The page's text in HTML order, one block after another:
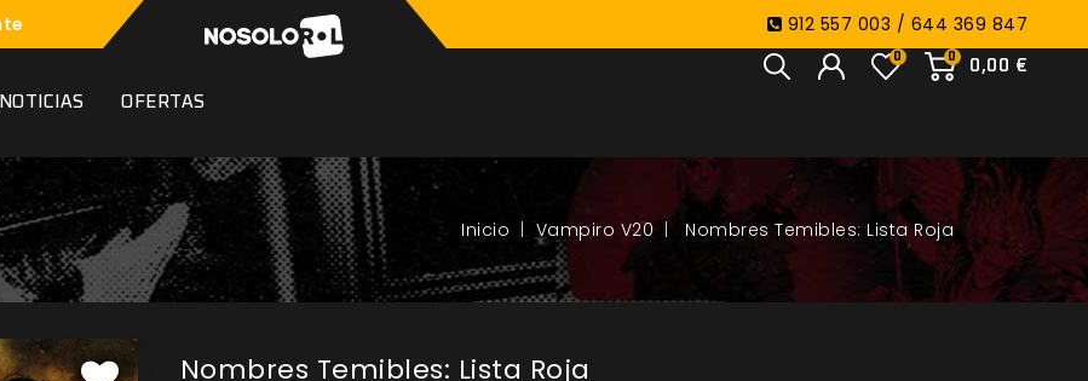
912 557 003 / 644 369 847
0
0,00 €
0
NOTICIAS OFERTAS
Vampiro V20 Nombres Temibles: Lista Roja
Nombres Temibles: Lista Roja